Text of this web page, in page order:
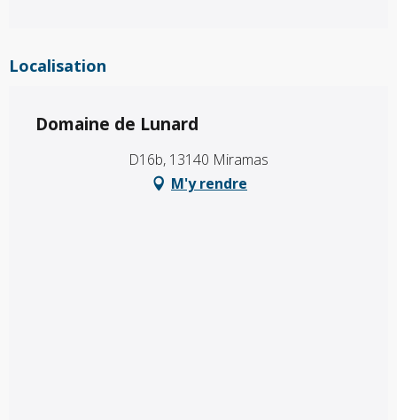
Localisation
Domaine de Lunard
D16b, 13140 Miramas
M'y rendre